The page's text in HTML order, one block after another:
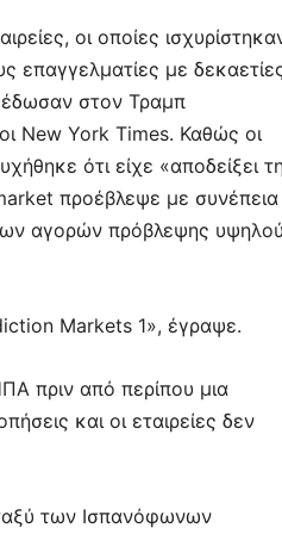
οι οποίες
επαγγελματίες με
έδωσαν στον Τραμπ
New York Times. Καθώς οι
ότι είχε «αποδείξει
προέβλεψε με συνέπεια
αγορών πρόβλεψης υψηλού
Markets 1», έγραψε.
πριν από περίπου μια
και οι εταιρείες δεν
των Ισπανόφωνων